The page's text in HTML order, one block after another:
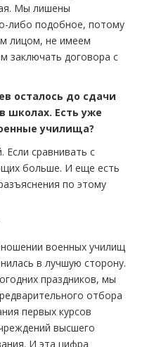
Мы лишены
либо подобное, потому
лицом, не имеем
заключать договора с
осталось до сдачи
школах. Есть уже
училища?
сравнивать с
больше. И еще есть
по этому
военных училищ
в лучшую сторону.
праздников, мы
отбора
первых курсов
высшего
И эта цифра